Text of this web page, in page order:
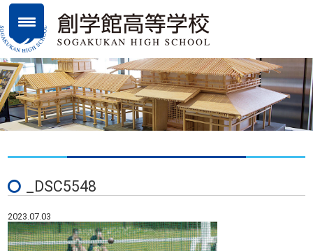
_DSC5548
2023.07.03